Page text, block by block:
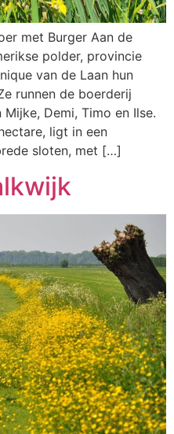
met Burger Aan de
polder, provincie
van de Laan hun
runnen de boerderij
Demi, Timo en Ilse.
ligt in een
sloten, met […]